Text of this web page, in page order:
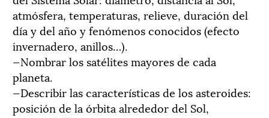
atmósfera, temperaturas, relieve, duración del
día y del año y fenómenos conocidos (efecto
invernadero, anillos…).
—Nombrar los satélites mayores de cada
planeta.
—Describir las características de los asteroides:
posición de la órbita alrededor del Sol,